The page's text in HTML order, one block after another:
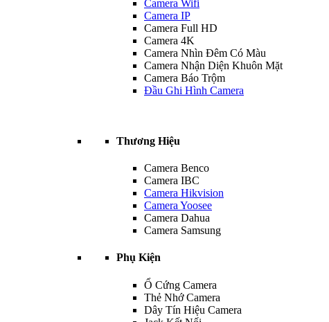
Camera Wifi
Camera IP
Camera Full HD
Camera 4K
Camera Nhìn Đêm Có Màu
Camera Nhận Diện Khuôn Mặt
Camera Báo Trộm
Đầu Ghi Hình Camera
Thương Hiệu
Camera Benco
Camera IBC
Camera Hikvision
Camera Yoosee
Camera Dahua
Camera Samsung
Phụ Kiện
Ổ Cứng Camera
Thẻ Nhớ Camera
Dây Tín Hiệu Camera